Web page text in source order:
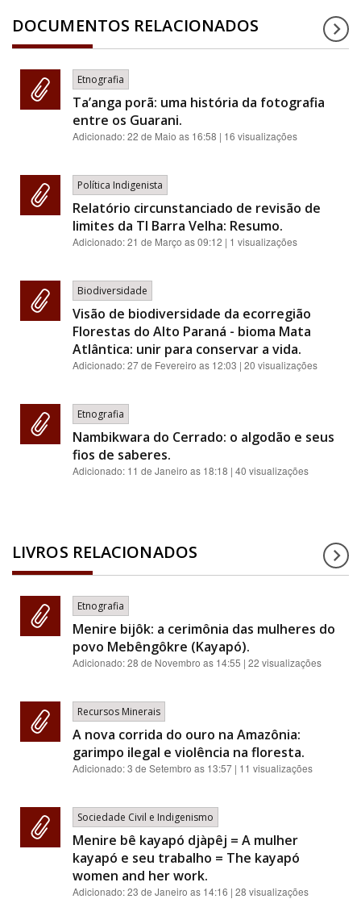
DOCUMENTOS RELACIONADOS
Etnografia
Ta’anga porã: uma história da fotografia
entre os Guarani.
Adicionado:22 de Maio as 16:58 | 16 visualizações
Política Indigenista
Relatório circunstanciado de revisão de
limites da TI Barra Velha: Resumo.
Adicionado:21 de Março as 09:12 | 1 visualizações
Biodiversidade
Visão de biodiversidade da ecorregião
Florestas do Alto Paraná - bioma Mata
Atlântica: unir para conservar a vida.
Adicionado:27 de Fevereiro as 12:03 | 20 visualizações
Etnografia
Nambikwara do Cerrado: o algodão e seus
fios de saberes.
Adicionado: 11 de Janeiro as 18:18 | 40 visualizações
LIVROS RELACIONADOS
Etnografia
Menire bijôk: a cerimônia das mulheres do
povo Mebêngôkre (Kayapó).
Adicionado:28 de Novembro as 14:55 | 22 visualizações
Recursos Minerais
A nova corrida do ouro na Amazônia:
garimpo ilegal e violência na floresta.
Adicionado:3 de Setembro as 13:57 | 11 visualizações
Sociedade Civil e Indigenismo
Menire bê kayapó djàpêj = A mulher
kayapó e seu trabalho = The kayapó
women and her work.
Adicionado:23 de Janeiro as 14:16 | 28 visualizações